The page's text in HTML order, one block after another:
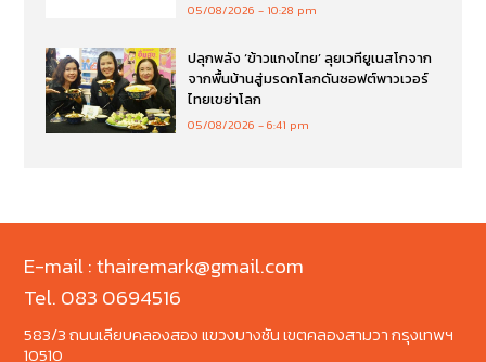
05/08/2026 10:28 pm
ปลุกพลัง ‘ข้าวแกงไทย’ ลุยเวทียูเนสโกจาก
จากพื้นบ้านสู่มรดกโลกดันซอฟต์พาวเวอร์
ไทยเขย่าโลก
05/08/2026 6:41 pm
E-mail : thairemark@gmail.com
Tel. 083 0694516
583/3 ถนนเลียบคลองสอง แขวงบางชัน เขตคลองสามวา กรุงเทพฯ
10510